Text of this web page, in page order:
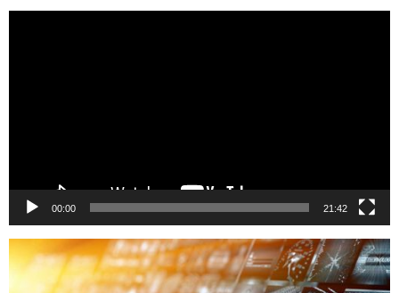
00:00 21:42